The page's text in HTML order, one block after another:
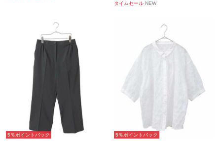
タイムセール NEW
5％ポイントバック
5％ポイントバック